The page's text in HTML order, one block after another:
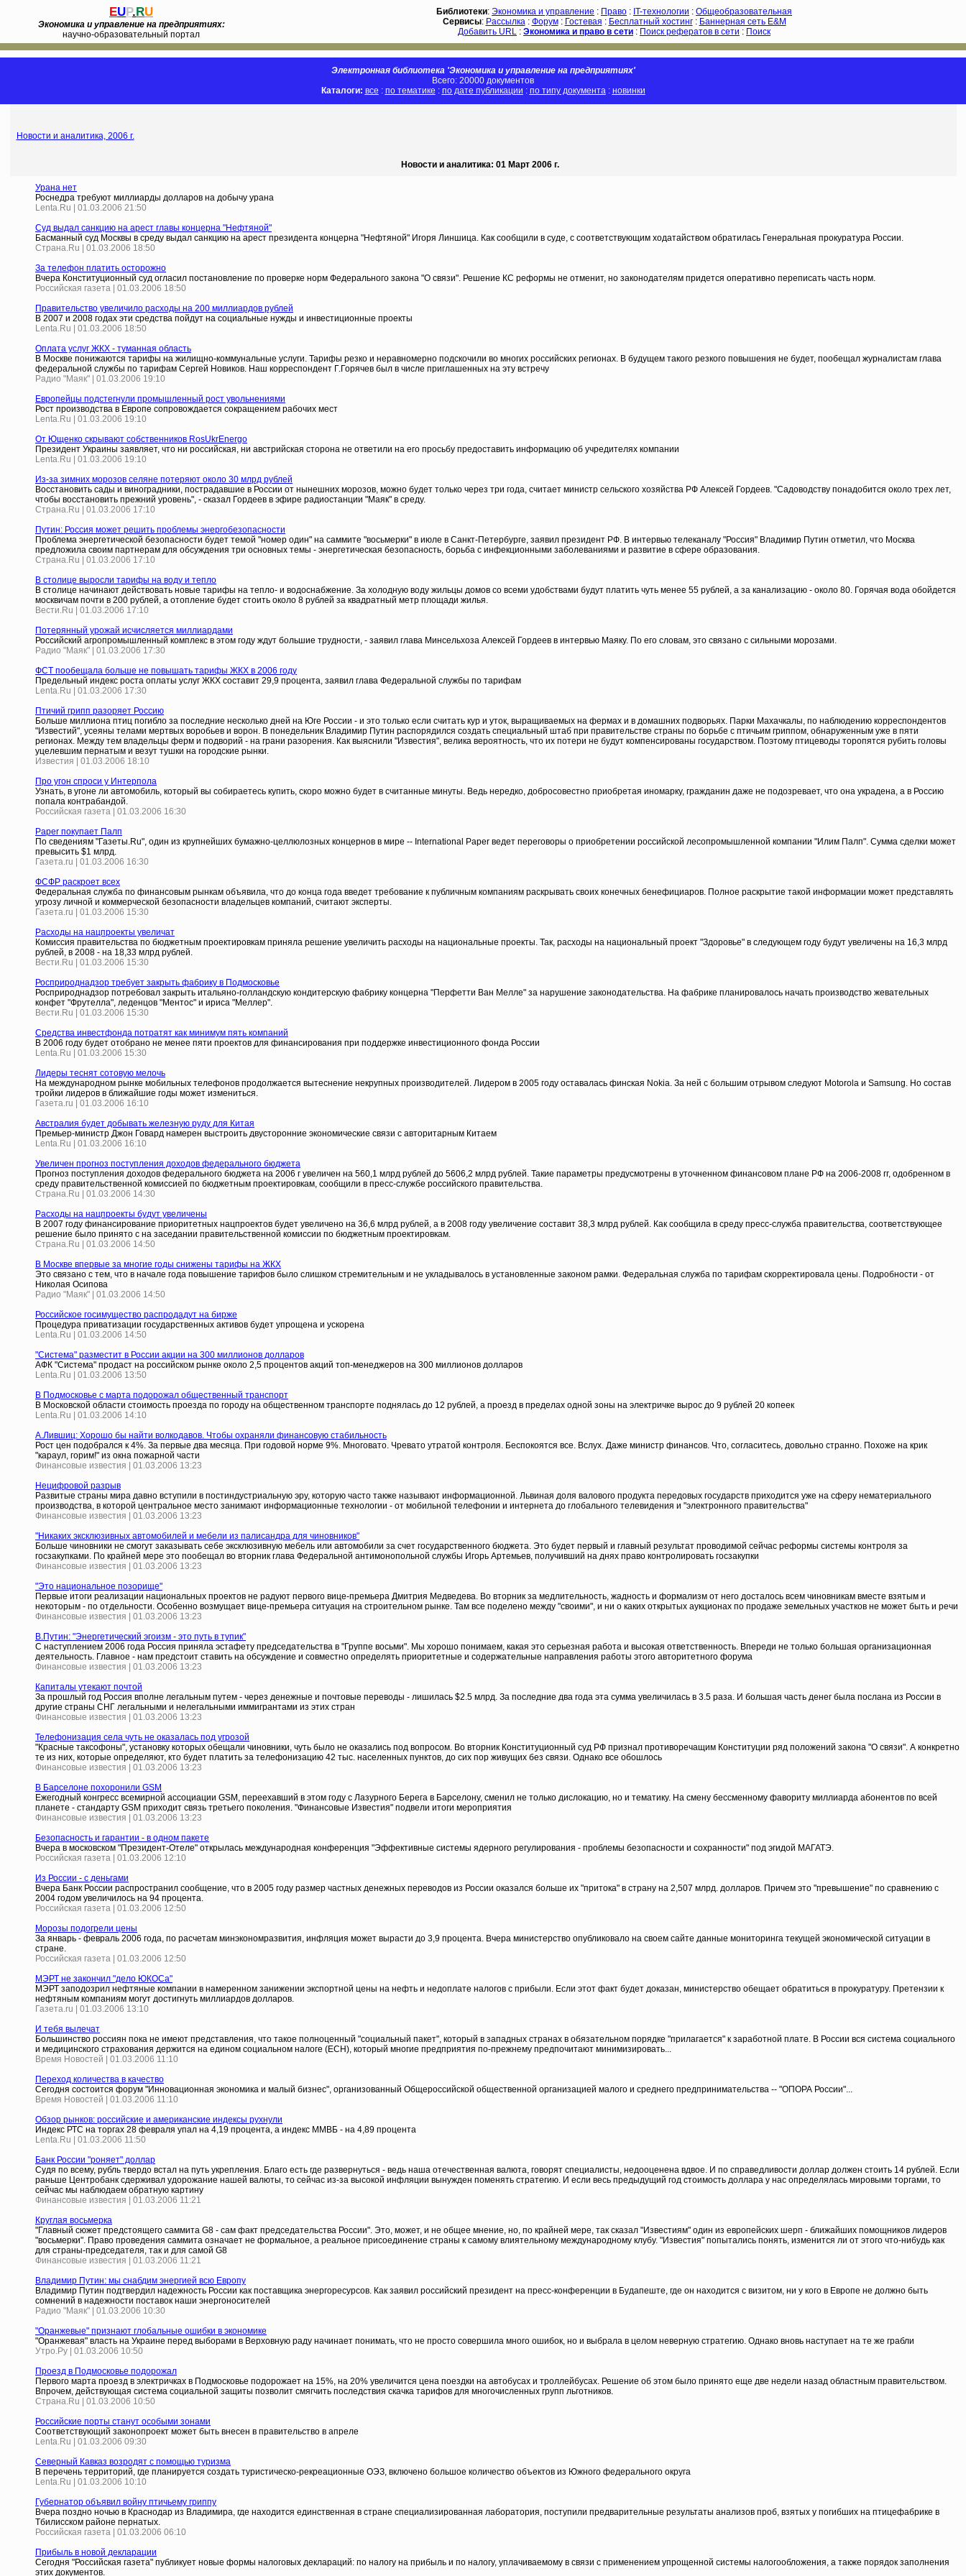
EUP.RU
Экономика и управление на предприятиях:
научно-образовательный портал
Библиотеки: Экономика и управление : Право : IT-технологии : Общеобразовательная
Сервисы: Рассылка: Форум: Гостевая : Бесплатный хостинг: Баннерная сеть E&M
Добавить URL : Экономика и право в сети : Поиск рефератов в сети : Поиск
Электронная библиотека 'Экономика и управление на предприятиях'
Всего: 20000 документов
Каталоги: все : по тематике : по дате публикации : по типу документа: новинки
Новости и аналитика, 2006 г.
Новости и аналитика: 01 Март 2006 г.
Урана нет
Роснедра требуют миллиарды долларов на добычу урана
Lenta.Ru | 01.03.2006 21:50
Суд выдал санкцию на арест главы концерна "Нефтяной"
Басманный суд Москвы в среду выдал санкцию на арест президента концерна "Нефтяной" Игоря Линшица. Как сообщили в суде, с соответствующим ходатайством обратилась Генеральная прокуратура России.
Страна.Ru | 01.03.2006 18:50
За телефон платить осторожно
Вчера Конституционный суд огласил постановление по проверке норм Федерального закона "О связи". Решение КС реформы не отменит, но законодателям придется оперативно переписать часть норм.
Российская газета | 01.03.2006 18:50
Правительство увеличило расходы на 200 миллиардов рублей
В 2007 и 2008 годах эти средства пойдут на социальные нужды и инвестиционные проекты
Lenta.Ru | 01.03.2006 18:50
Оплата услуг ЖКХ - туманная область
В Москве понижаются тарифы на жилищно-коммунальные услуги. Тарифы резко и неравномерно подскочили во многих российских регионах. В будущем такого резкого повышения не будет, пообещал журналистам глава
федеральной службы по тарифам Сергей Новиков. Наш корреспондент Г.Горячев был в числе приглашенных на эту встречу
Радио "Маяк" | 01.03.2006 19:10
Европейцы подстегнули промышленный рост увольнениями
Рост производства в Европе сопровождается сокращением рабочих мест
Lenta.Ru | 01.03.2006 19:10
От Ющенко скрывают собственников RosUkrEnergo
Президент Украины заявляет, что ни российская, ни австрийская сторона не ответили на его просьбу предоставить информацию об учредителях компании
Lenta.Ru | 01.03.2006 19:10
Из-за зимних морозов селяне потеряют около 30 млрд рублей
Восстановить сады и виноградники, пострадавшие в России от нынешних морозов, можно будет только через три года, считает министр сельского хозяйства РФ Алексей Гордеев. "Садоводству понадобится около трех лет,
чтобы восстановить прежний уровень", - сказал Гордеев в эфире радиостанции "Маяк" в среду.
Страна.Ru | 01.03.2006 17:10
Путин: Россия может решить проблемы энергобезопасности
Проблема энергетической безопасности будет темой "номер один" на саммите "восьмерки" в июле в Санкт-Петербурге, заявил президент РФ. В интервью телеканалу "Россия" Владимир Путин отметил, что Москва
предложила своим партнерам для обсуждения три основных темы - энергетическая безопасность, борьба с инфекционными заболеваниями и развитие в сфере образования.
Страна.Ru | 01.03.2006 17:10
В столице выросли тарифы на воду и тепло
В столице начинают действовать новые тарифы на тепло- и водоснабжение. За холодную воду жильцы домов со всеми удобствами будут платить чуть менее 55 рублей, а за канализацию - около 80. Горячая вода обойдется
москвичам почти в 200 рублей, а отопление будет стоить около 8 рублей за квадратный метр площади жилья.
Вести.Ru | 01.03.2006 17:10
Потерянный урожай исчисляется миллиардами
Российский агропромышленный комплекс в этом году ждут большие трудности, - заявил глава Минсельхоза Алексей Гордеев в интервью Маяку. По его словам, это связано с сильными морозами.
Радио "Маяк" | 01.03.2006 17:30
ФСТ пообещала больше не повышать тарифы ЖКХ в 2006 году
Предельный индекс роста оплаты услуг ЖКХ составит 29,9 процента, заявил глава Федеральной службы по тарифам
Lenta.Ru | 01.03.2006 17:30
Птичий грипп разоряет Россию
Больше миллиона птиц погибло за последние несколько дней на Юге России - и это только если считать кур и уток, выращиваемых на фермах и в домашних подворьях. Парки Махачкалы, по наблюдению корреспондентов
"Известий", усеяны телами мертвых воробьев и ворон. В понедельник Владимир Путин распорядился создать специальный штаб при правительстве страны по борьбе с птичьим гриппом, обнаруженным уже в пяти
регионах. Между тем владельцы ферм и подворий - на грани разорения. Как выяснили "Известия", велика вероятность, что их потери не будут компенсированы государством. Поэтому птицеводы торопятся рубить головы
уцелевшим пернатым и везут тушки на городские рынки.
Известия | 01.03.2006 18:10
Про угон спроси у Интерпола
Узнать, в угоне ли автомобиль, который вы собираетесь купить, скоро можно будет в считанные минуты. Ведь нередко, добросовестно приобретая иномарку, гражданин даже не подозревает, что она украдена, а в Россию
попала контрабандой.
Российская газета | 01.03.2006 16:30
Paper покупает Палп
По сведениям "Газеты.Ru", один из крупнейших бумажно-целлюлозных концернов в мире -- International Paper ведет переговоры о приобретении российской лесопромышленной компании "Илим Палп". Сумма сделки может
превысить $1 млрд.
Газета.ru | 01.03.2006 16:30
ФСФР раскроет всех
Федеральная служба по финансовым рынкам объявила, что до конца года введет требование к публичным компаниям раскрывать своих конечных бенефициаров. Полное раскрытие такой информации может представлять
угрозу личной и коммерческой безопасности владельцев компаний, считают эксперты.
Газета.ru | 01.03.2006 15:30
Расходы на нацпроекты увеличат
Комиссия правительства по бюджетным проектировкам приняла решение увеличить расходы на национальные проекты. Так, расходы на национальный проект "Здоровье" в следующем году будут увеличены на 16,3 млрд
рублей, в 2008 - на 18,33 млрд рублей.
Вести.Ru | 01.03.2006 15:30
Росприроднадзор требует закрыть фабрику в Подмосковье
Росприроднадзор потребовал закрыть итальяно-голландскую кондитерскую фабрику концерна "Перфетти Ван Мелле" за нарушение законодательства. На фабрике планировалось начать производство жевательных
конфет "Фрутелла", леденцов "Ментос" и ириса "Меллер".
Вести.Ru | 01.03.2006 15:30
Средства инвестфонда потратят как минимум пять компаний
В 2006 году будет отобрано не менее пяти проектов для финансирования при поддержке инвестиционного фонда России
Lenta.Ru | 01.03.2006 15:30
Лидеры теснят сотовую мелочь
На международном рынке мобильных телефонов продолжается вытеснение некрупных производителей. Лидером в 2005 году оставалась финская Nokia. За ней с большим отрывом следуют Motorola и Samsung. Но состав
тройки лидеров в ближайшие годы может измениться.
Газета.ru | 01.03.2006 16:10
Австралия будет добывать железную руду для Китая
Премьер-министр Джон Говард намерен выстроить двусторонние экономические связи с авторитарным Китаем
Lenta.Ru | 01.03.2006 16:10
Увеличен прогноз поступления доходов федерального бюджета
Прогноз поступления доходов федерального бюджета на 2006 г увеличен на 560,1 млрд рублей до 5606,2 млрд рублей. Такие параметры предусмотрены в уточненном финансовом плане РФ на 2006-2008 гг, одобренном в
среду правительственной комиссией по бюджетным проектировкам, сообщили в пресс-службе российского правительства.
Страна.Ru | 01.03.2006 14:30
Расходы на нацпроекты будут увеличены
В 2007 году финансирование приоритетных нацпроектов будет увеличено на 36,6 млрд рублей, а в 2008 году увеличение составит 38,3 млрд рублей. Как сообщила в среду пресс-служба правительства, соответствующее
решение было принято с на заседании правительственной комиссии по бюджетным проектировкам.
Страна.Ru | 01.03.2006 14:50
В Москве впервые за многие годы снижены тарифы на ЖКХ
Это связано с тем, что в начале года повышение тарифов было слишком стремительным и не укладывалось в установленные законом рамки. Федеральная служба по тарифам скорректировала цены. Подробности - от
Николая Осипова
Радио "Маяк" | 01.03.2006 14:50
Российское госимущество распродадут на бирже
Процедура приватизации государственных активов будет упрощена и ускорена
Lenta.Ru | 01.03.2006 14:50
"Система" разместит в России акции на 300 миллионов долларов
АФК "Система" продаст на российском рынке около 2,5 процентов акций топ-менеджеров на 300 миллионов долларов
Lenta.Ru | 01.03.2006 13:50
В Подмосковье с марта подорожал общественный транспорт
В Московской области стоимость проезда по городу на общественном транспорте поднялась до 12 рублей, а проезд в пределах одной зоны на электричке вырос до 9 рублей 20 копеек
Lenta.Ru | 01.03.2006 14:10
А.Лившиц: Хорошо бы найти волкодавов. Чтобы охраняли финансовую стабильность
Рост цен подобрался к 4%. За первые два месяца. При годовой норме 9%. Многовато. Чревато утратой контроля. Беспокоятся все. Вслух. Даже министр финансов. Что, согласитесь, довольно странно. Похоже на крик
"караул, горим!" из окна пожарной части
Финансовые известия | 01.03.2006 13:23
Нецифровой разрыв
Развитые страны мира давно вступили в постиндустриальную эру, которую часто также называют информационной. Львиная доля валового продукта передовых государств приходится уже на сферу нематериального
производства, в которой центральное место занимают информационные технологии - от мобильной телефонии и интернета до глобального телевидения и "электронного правительства"
Финансовые известия | 01.03.2006 13:23
"Никаких эксклюзивных автомобилей и мебели из палисандра для чиновников"
Больше чиновники не смогут заказывать себе эксклюзивную мебель или автомобили за счет государственного бюджета. Это будет первый и главный результат проводимой сейчас реформы системы контроля за
госзакупками. По крайней мере это пообещал во вторник глава Федеральной антимонопольной службы Игорь Артемьев, получивший на днях право контролировать госзакупки
Финансовые известия | 01.03.2006 13:23
"Это национальное позорище"
Первые итоги реализации национальных проектов не радуют первого вице-премьера Дмитрия Медведева. Во вторник за медлительность, жадность и формализм от него досталось всем чиновникам вместе взятым и
некоторым - по отдельности. Особенно возмущает вице-премьера ситуация на строительном рынке. Там все поделено между "своими", и ни о каких открытых аукционах по продаже земельных участков не может быть и речи
Финансовые известия | 01.03.2006 13:23
В.Путин: "Энергетический эгоизм - это путь в тупик"
С наступлением 2006 года Россия приняла эстафету председательства в "Группе восьми". Мы хорошо понимаем, какая это серьезная работа и высокая ответственность. Впереди не только большая организационная
деятельность. Главное - нам предстоит ставить на обсуждение и совместно определять приоритетные и содержательные направления работы этого авторитетного форума
Финансовые известия | 01.03.2006 13:23
Капиталы утекают почтой
За прошлый год Россия вполне легальным путем - через денежные и почтовые переводы - лишилась $2.5 млрд. За последние два года эта сумма увеличилась в 3.5 раза. И большая часть денег была послана из России в
другие страны СНГ легальными и нелегальными иммигрантами из этих стран
Финансовые известия | 01.03.2006 13:23
Телефонизация села чуть не оказалась под угрозой
"Красные таксофоны", установку которых обещали чиновники, чуть было не оказались под вопросом. Во вторник Конституционный суд РФ признал противоречащим Конституции ряд положений закона "О связи". А конкретно
те из них, которые определяют, кто будет платить за телефонизацию 42 тыс. населенных пунктов, до сих пор живущих без связи. Однако все обошлось
Финансовые известия | 01.03.2006 13:23
В Барселоне похоронили GSM
Ежегодный конгресс всемирной ассоциации GSM, переехавший в этом году с Лазурного Берега в Барселону, сменил не только дислокацию, но и тематику. На смену бессменному фавориту миллиарда абонентов по всей
планете - стандарту GSM приходит связь третьего поколения. "Финансовые Известия" подвели итоги мероприятия
Финансовые известия | 01.03.2006 13:23
Безопасность и гарантии - в одном пакете
Вчера в московском "Президент-Отеле" открылась международная конференция "Эффективные системы ядерного регулирования - проблемы безопасности и сохранности" под эгидой МАГАТЭ.
Российская газета | 01.03.2006 12:10
Из России - с деньгами
Вчера Банк России распространил сообщение, что в 2005 году размер частных денежных переводов из России оказался больше их "притока" в страну на 2,507 млрд. долларов. Причем это "превышение" по сравнению с
2004 годом увеличилось на 94 процента.
Российская газета | 01.03.2006 12:50
Морозы подогрели цены
За январь - февраль 2006 года, по расчетам минэкономразвития, инфляция может вырасти до 3,9 процента. Вчера министерство опубликовало на своем сайте данные мониторинга текущей экономической ситуации в
стране.
Российская газета | 01.03.2006 12:50
МЭРТ не закончил "дело ЮКОСа"
МЭРТ заподозрил нефтяные компании в намеренном занижении экспортной цены на нефть и недоплате налогов с прибыли. Если этот факт будет доказан, министерство обещает обратиться в прокуратуру. Претензии к
нефтяным компаниям могут достигнуть миллиардов долларов.
Газета.ru | 01.03.2006 13:10
И тебя вылечат
Большинство россиян пока не имеют представления, что такое полноценный "социальный пакет", который в западных странах в обязательном порядке "прилагается" к заработной плате. В России вся система социального
и медицинского страхования держится на едином социальном налоге (ЕСН), который многие предприятия по-прежнему предпочитают минимизировать...
Время Новостей | 01.03.2006 11:10
Переход количества в качество
Сегодня состоится форум "Инновационная экономика и малый бизнес", организованный Общероссийской общественной организацией малого и среднего предпринимательства -- "ОПОРА России"...
Время Новостей | 01.03.2006 11:10
Обзор рынков: российские и американские индексы рухнули
Индекс РТС на торгах 28 февраля упал на 4,19 процента, а индекс ММВБ - на 4,89 процента
Lenta.Ru | 01.03.2006 11:50
Банк России "роняет" доллар
Судя по всему, рубль твердо встал на путь укрепления. Благо есть где развернуться - ведь наша отечественная валюта, говорят специалисты, недооценена вдвое. И по справедливости доллар должен стоить 14 рублей. Если
раньше Центробанк сдерживал удорожание нашей валюты, то сейчас из-за высокой инфляции вынужден поменять стратегию. И если весь предыдущий год стоимость доллара у нас определялась мировыми торгами, то
сейчас мы наблюдаем обратную картину
Финансовые известия | 01.03.2006 11:21
Круглая восьмерка
"Главный сюжет предстоящего саммита G8 - сам факт председательства России". Это, может, и не общее мнение, но, по крайней мере, так сказал "Известиям" один из европейских шерп - ближайших помощников лидеров
"восьмерки". Право проведения саммита означает не формальное, а реальное присоединение страны к самому влиятельному международному клубу. "Известия" попытались понять, изменится ли от этого что-нибудь как
для страны-председателя, так и для самой G8
Финансовые известия | 01.03.2006 11:21
Владимир Путин: мы снабдим энергией всю Европу
Владимир Путин подтвердил надежность России как поставщика энергоресурсов. Как заявил российский президент на пресс-конференции в Будапеште, где он находится с визитом, ни у кого в Европе не должно быть
сомнений в надежности поставок наши энергоносителей
Радио "Маяк" | 01.03.2006 10:30
"Оранжевые" признают глобальные ошибки в экономике
"Оранжевая" власть на Украине перед выборами в Верховную раду начинает понимать, что не просто совершила много ошибок, но и выбрала в целом неверную стратегию. Однако вновь наступает на те же грабли
Утро.Ру | 01.03.2006 10:50
Проезд в Подмосковье подорожал
Первого марта проезд в электричках в Подмосковье подорожает на 15%, на 20% увеличится цена поездки на автобусах и троллейбусах. Решение об этом было принято еще две недели назад областным правительством.
Впрочем, действующая система социальной защиты позволит смягчить последствия скачка тарифов для многочисленных групп льготников.
Страна.Ru | 01.03.2006 10:50
Российские порты станут особыми зонами
Соответствующий законопроект может быть внесен в правительство в апреле
Lenta.Ru | 01.03.2006 09:30
Северный Кавказ возродят с помощью туризма
В перечень территорий, где планируется создать туристическо-рекреационные ОЭЗ, включено большое количество объектов из Южного федерального округа
Lenta.Ru | 01.03.2006 10:10
Губернатор объявил войну птичьему гриппу
Вчера поздно ночью в Краснодар из Владимира, где находится единственная в стране специализированная лаборатория, поступили предварительные результаты анализов проб, взятых у погибших на птицефабрике в
Тбилисском районе пернатых.
Российская газета | 01.03.2006 06:10
Прибыль в новой декларации
Сегодня "Российская газета" публикует новые формы налоговых деклараций: по налогу на прибыль и по налогу, уплачиваемому в связи с применением упрощенной системы налогообложения, а также порядок заполнения
этих документов.